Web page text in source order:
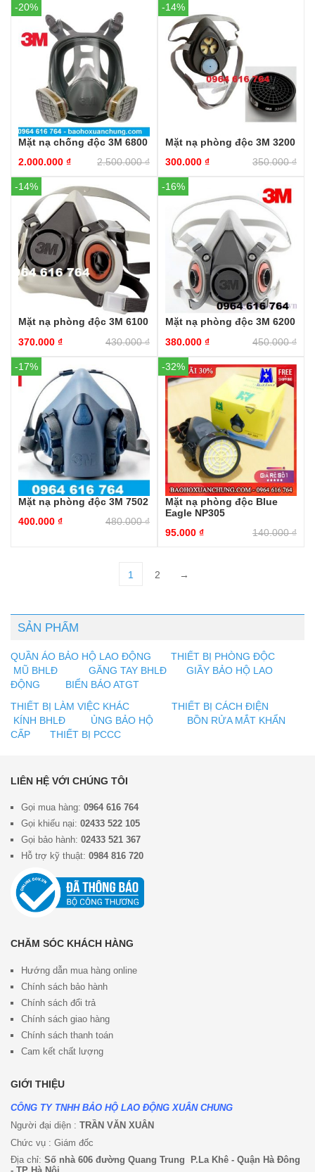
-20%
Mặt nạ chống độc 3M 6800
2.500.000₫
2.000.000 ₫
-14%
Mặt nạ phòng độc 3M 3200
350.000₫
300.000 ₫
-14%
Mặt nạ phòng độc 3M 6100
430.000₫
370.000 ₫
-16%
Mặt nạ phòng độc 3M 6200
450.000₫
380.000 ₫
-17%
Mặt nạ phòng độc 3M 7502
480.000₫
400.000 ₫
-32%
Mặt nạ phòng độc Blue
Eagle NP305
140.000₫
95.000 ₫
1 2 →
SẢN PHẨM
QUẦN ÁO BẢO HỘ LAO ĐỘNG
THIẾT BỊ PHÒNG ĐỘC
MŨ BHLĐ
GĂNG TAY BHLĐ
GIẦY BẢO HỘ LAO
ĐỘNG
BIỂN BÁO ATGT
THIẾT BỊ LÀM VIỆC KHÁC
THIẾT BỊ CÁCH ĐIỆN
KÍNH BHLĐ
ỦNG BẢO HỘ
BỒN RỬA MẮT KHẨN
CẤP
THIẾT BỊ PCCC
LIÊN HỆ VỚI CHÚNG TÔI
Gọi mua hàng: 0964 616 764
Gọi khiếu nại: 02433 522 105
Gọi bảo hành: 02433 521 367
Hỗ trợ kỹ thuật: 0984 816 720
CHĂM SÓC KHÁCH HÀNG
Hướng dẫn mua hàng online
Chính sách bảo hành
Chính sách đổi trả
Chính sách giao hàng
Chính sách thanh toán
Cam kết chất lượng
GIỚI THIỆU
CÔNG TY TNHH BẢO HỘ LAO ĐỘNG XUÂN CHUNG
Người đại diện : TRẦN VĂN XUÂN
Chức vụ : Giám đốc
Địa chỉ: Số nhà 606 đường Quang Trung P.La Khê - Quận Hà Đông